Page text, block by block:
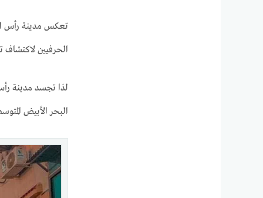
تعكس مدينة رأس
الحرفيين لاكتشاف
لذا تجسد مدينة
البحر الأبيض